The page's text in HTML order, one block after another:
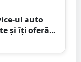
ul auto
și îți oferă